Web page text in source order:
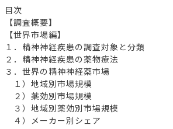
目次
【調査概要】
【世界市場編】
１．精神神経疾患の調査対象と分類
２．精神神経疾患の薬物療法
３．世界の精神神経薬市場
１）地域別市場規模
２）薬効別市場規模
３）地域別薬効別市場規模
４）メーカー別シェア